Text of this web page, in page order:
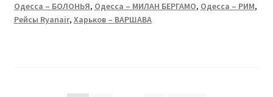
Одесса – БОЛОНЬЯ, Одесса – МИЛАН БЕРГАМО, Одесса – РИМ,
Рейсы Ryanair, Харьков – ВАРШАВА